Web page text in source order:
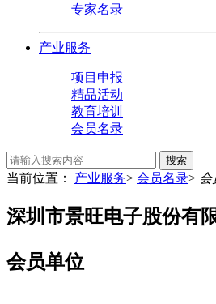
专家名录
产业服务
项目申报
精品活动
教育培训
会员名录
搜索
当前位置： 产业服务> 会员名录> 会
深圳市景旺电子股份有
会员单位